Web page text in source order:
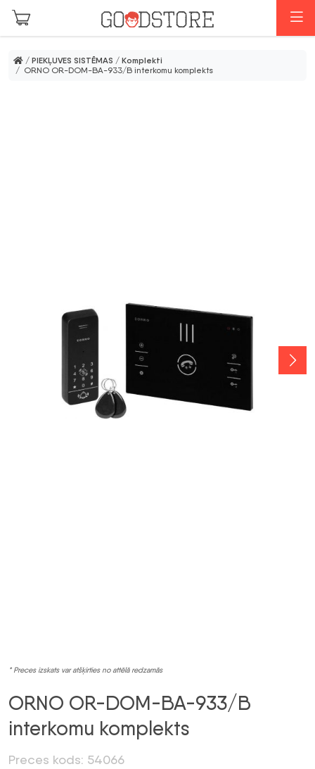
Skip to main content
/ PIEKĻUVES SISTĒMAS / Komplekti
/ ORNO OR-DOM-BA-933/B interkomu komplekts
* Preces izskats var atšķirties no attēlā redzamās
ORNO OR-DOM-BA-933/B
interkomu komplekts
Preces kods: 54066